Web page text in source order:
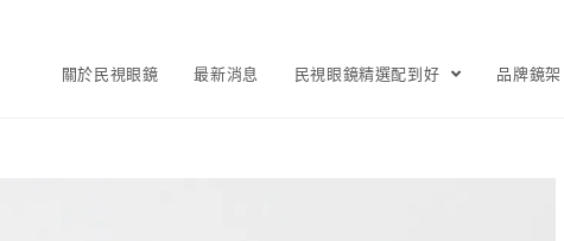
關於民視眼鏡 最新消息 民視眼鏡精選配到好 品牌鏡架